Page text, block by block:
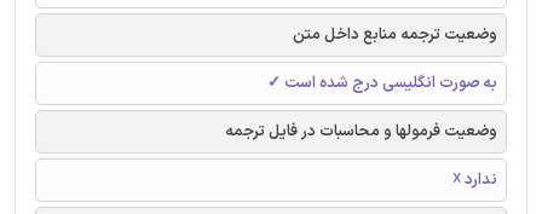
وضعیت ترجمه منابع داخل متن
به صورت انگلیسی درج شده است ✓
وضعیت فرمولها و محاسبات در فایل ترجمه
ندارد ☓